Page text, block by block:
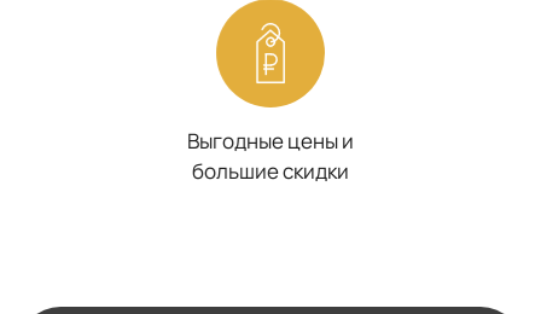
Выгодные цены и
большие скидки